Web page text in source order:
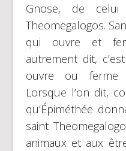
Gnose, de
Theomegalogos.
qui ouvre et
autrement dit,
ouvre ou ferme
Lorsque l’on dit,
qu’Épiméthée
saint
animaux et aux